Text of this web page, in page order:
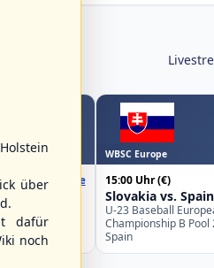
Box-Score
- Group
WBSC Europe
15:00 Uhr(€)
Slovakia vs. Spain
U-23 Baseball
Championship B Pool
Spain
über
dafür
noch